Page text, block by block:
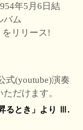
年5月6日結
バム
をリリース!
式(youtube)演奏
だけます。
るとき」より Ⅲ.